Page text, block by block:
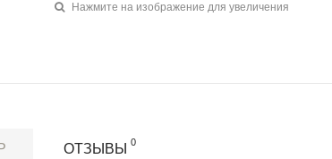
Нажмите на изображение для увеличения
ОТЗЫВЫ 0